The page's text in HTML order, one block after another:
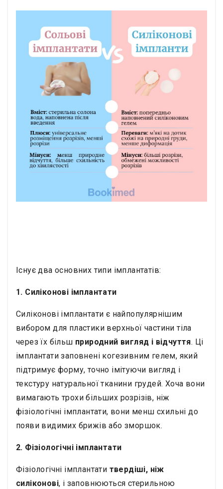
Існує два основних типи імплантатів:
1. Силіконові імплантати
Силіконові імплантати є найпопулярнішим
вибором для пластики верхньої частини тіла
через їх більш природний вигляд і відчуття. Ці
імплантати заповнені когезивним гелем, який
підтримує форму, точно імітуючи вигляд і
текстуру натуральної тканини грудей. Хоча вони
вимагають трохи більших розрізів, ніж
фізіологічні імплантати, вони менш схильні до
появи видимих брижів або зморшок.
2. Фізіологічні імплантати
Фізіологічні імплантати твердіші, ніж
силіконові, і заповнюються стерильною